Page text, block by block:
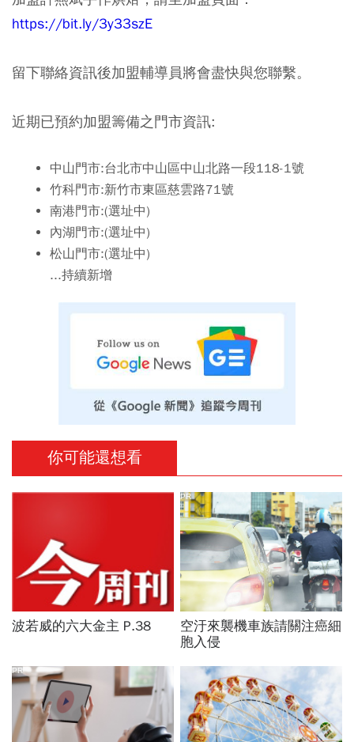
https://bit.ly/3y33szE
留下聯絡資訊後加盟輔導員將會盡快與您聯繫。
近期已預約加盟籌備之門市資訊:
中山門市:台北市中山區中山北路一段118-1號
竹科門市:新竹市東區慈雲路71號
南港門市:(選址中)
內湖門市:(選址中)
松山門市:(選址中)
...持續新增
你可能還想看
波若威的六大金主 P.38
空汙來襲機車族請關注癌細
胞入侵
PR
PR